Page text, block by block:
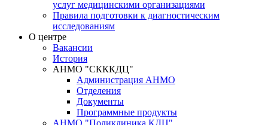
услуг медицинскими организациями
Правила подготовки к диагностическим
исследованиям
О центре
Вакансии
История
АНМО "СКККДЦ"
Администрация АНМО
Отделения
Документы
Программные продукты
АНМО "Поликлиника КДЦ"